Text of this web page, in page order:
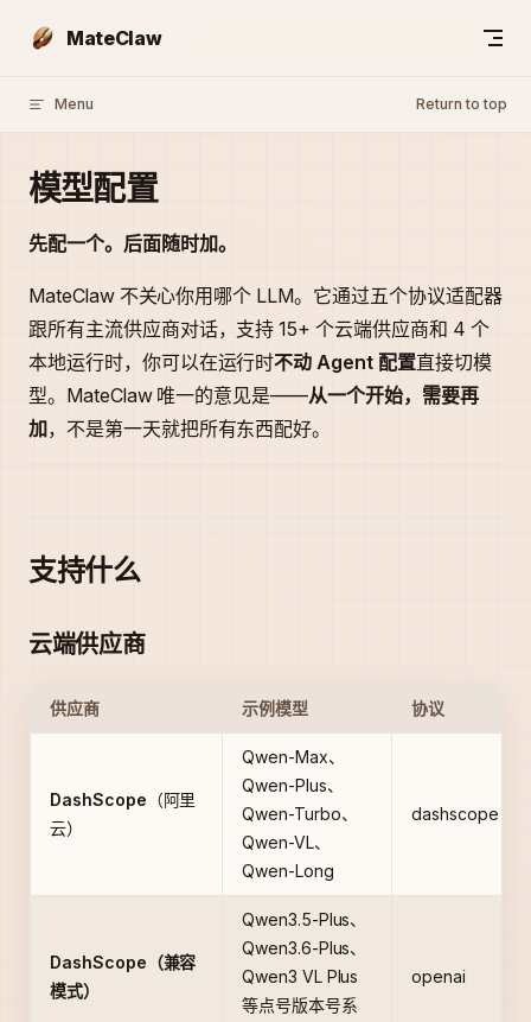
Skip to content
MateClaw
Menu Return to top
模型配置
先配一个。后面随时加。
MateClaw 不关心你用哪个 LLM。它通过五个协议适配器
跟所有主流供应商对话，支持 15+ 个云端供应商和 4 个
本地运行时，你可以在运行时不动 Agent 配置直接切模
型。MateClaw 唯一的意见是——从一个开始，需要再
加，不是第一天就把所有东西配好。
支持什么
云端供应商
供应商 示例模型 协议
DashScope （阿里
云）
Qwen-Max、
Qwen-Plus、
Qwen-Turbo、
Qwen-VL、
Qwen-Long
dashscope
DashScope（兼容
模式）
Qwen3.5-Plus、
Qwen3.6-Plus、
Qwen3 VL Plus
等点号版本号系
openai